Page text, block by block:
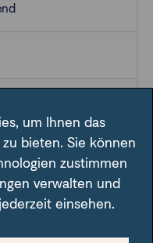
um Ihnen das
bieten. Sie können
zustimmen
verwalten und
jederzeit einsehen.